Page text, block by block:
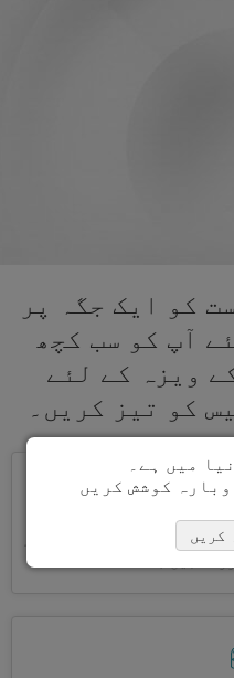
کو ایک جگہ پر
آپ کو سب کچھ
ویزہ کے لئے
کو تیز کریں۔
خود بخود، تکراری معلومات
میں ہے۔
کوشش کریں
کریں